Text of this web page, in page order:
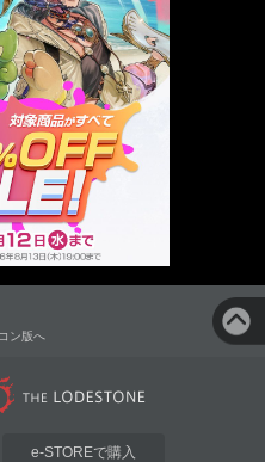
ン版へ
e-STOREで購入